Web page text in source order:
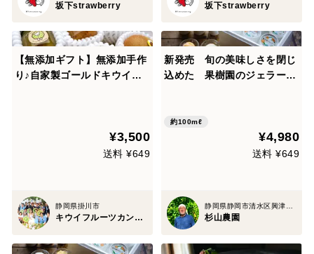
坂下strawberry 坂下strawberry
【無添加ギフト】無添加手作
り♪自家製ゴールドキウイと
箱)【熨斗対応可】"M-MJ1"
¥3,500
送料 ¥649
静岡県掛川市
キウイフルーツカントリーJapan
新発売 旬の美味しさを閉じ
込めた 果樹園のジェラート
約100mℓ
¥4,980
送料 ¥649
静岡県静岡市清水区興津地区
杉山農園